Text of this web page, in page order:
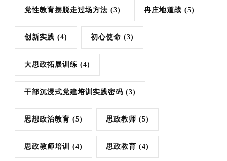
党性教育摆脱走过场方法 (3) 冉庄地道战 (5)
创新实践 (4) 初心使命 (3)
大思政拓展训练 (4)
干部沉浸式党建培训实践密码 (3)
思想政治教育 (5) 思政教师 (5)
思政教师培训 (4) 思政教育 (4)